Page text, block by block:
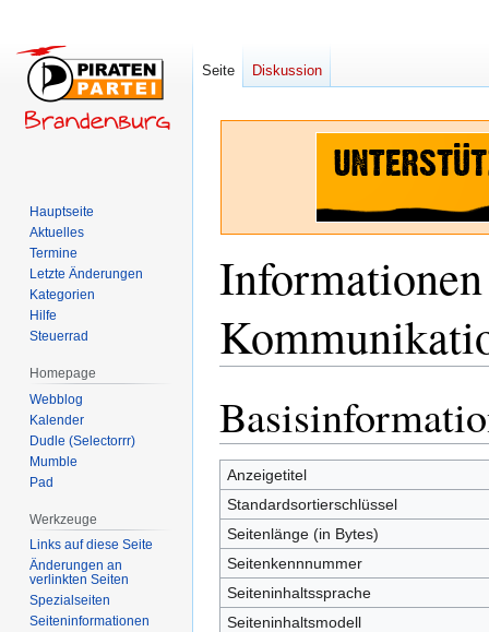
Navigation
springen
Suche
springen
Anzeigetitel
Standardsortierschlüssel
Seitenlänge (in Bytes)
Seitenkennnummer
Seiteninhaltssprache
Seiteninhaltsmodell
Seite Diskussion
Hauptseite
Aktuelles
Termine
Letzte Änderungen
Kategorien
Hilfe
Steuerrad
Homepage
Webblog
Kalender
Dudle (Selectorrr)
Mumble
Pad
Werkzeuge
Links auf diese Seite
Änderungen an
verlinkten Seiten
Spezialseiten
Seiten­­informationen